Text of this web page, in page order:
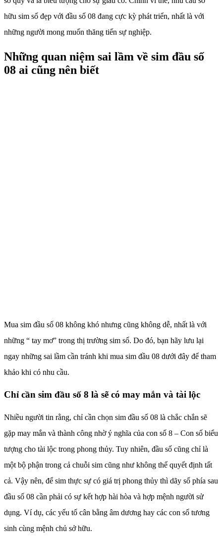
hữu sim số đẹp với đầu số 08 đang cực kỳ phát triển, nhất là với
những người mong muốn thăng tiến sự nghiệp.
Những quan niệm sai lầm về sim đầu số
08 ai cũng nên biết
Mua sim đầu số 08 không khó nhưng cũng không dễ, nhất là với
những “ tay mơ” trong thị trường sim số. Do đó, bạn hãy lưu lại
ngay những sai lầm cần tránh khi mua sim đầu 08 dưới đây để tham
khảo khi có nhu cầu.
Chỉ cần sim đầu số 8 là sẽ có may mắn và tài lộc
Nhiều người tin rằng, chỉ cần chọn sim đầu số 08 là chắc chắn sẽ
gặp may mắn và thành công nhờ ý nghĩa của con số 8 – Con số biểu
tượng cho tài lộc trong phong thủy. Tuy nhiên, đầu số cũng chỉ là
một bộ phận trong cả chuỗi sim cũng như không thể quyết định tất
cả. Vậy nên, để sim thực sự có giá trị phong thủy thì dãy số phía sau
đầu số 08 cần phải có sự kết hợp hài hòa và hợp mệnh người sử
dụng. Ví dụ, các yếu tố cân bằng âm dương hay các con số tương
sinh cùng mệnh chủ sở hữu.